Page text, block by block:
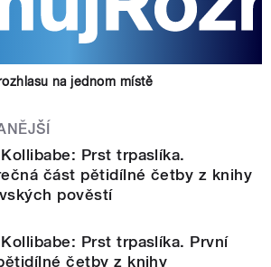
na jednom místě
Prst trpaslíka.
část pětidílné četby z knihy
pověstí
Prst trpaslíka. První
četby z knihy